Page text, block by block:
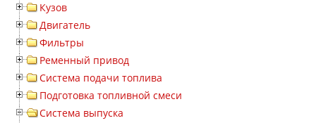
Кузов
Двигатель
Фильтры
Ременный привод
Система подачи топлива
Подготовка топливной смеси
Система выпуска